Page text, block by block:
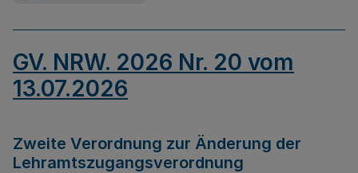
GV. NRW. 2026 Nr. 20 vom
13.07.2026
Zweite Verordnung zur Änderung der
Lehramtszugangsverordnung